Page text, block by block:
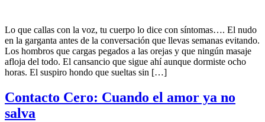
Lo que callas con la voz, tu cuerpo lo dice con síntomas…. El nudo
en la garganta antes de la conversación que llevas semanas evitando.
Los hombros que cargas pegados a las orejas y que ningún masaje
afloja del todo. El cansancio que sigue ahí aunque dormiste ocho
horas. El suspiro hondo que sueltas sin […]
Contacto Cero: Cuando el amor ya no
salva